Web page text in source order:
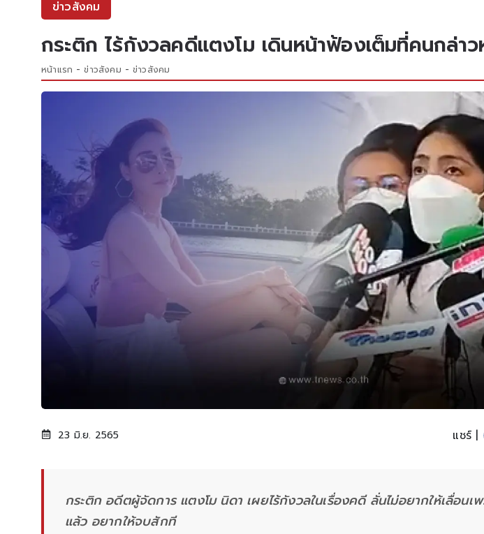
ข่าวสังคม
กระติก ไร้กังวลคดีแตงโม เดินหน้าฟ้องเต็มที่คนกล่าว
หน้าแรก ข่าวสังคม ข่าวสังคม
23 มิ.ย. 2565 แชร์ |
กระติก อดีตผู้จัดการ แตงโม นิดา เผยไร้กังวลในเรื่องคดี ลั่นไม่อยากให้เลื่อนเพ
แล้ว อยากให้จบสักที